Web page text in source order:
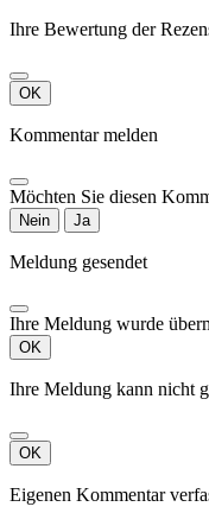
Ihre Bewertung der
OK
Kommentar melden
Möchten Sie diesen
Nein Ja
Meldung gesendet
Ihre Meldung wurde
OK
Ihre Meldung kann nicht
OK
Eigenen Kommentar